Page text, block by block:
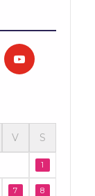
V S
1
7 8